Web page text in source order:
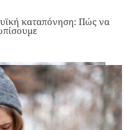
καταπόνηση: Πώς να